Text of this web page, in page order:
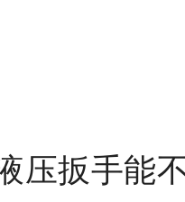
压扳手能